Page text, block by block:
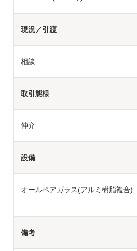
現況／引渡
相談
取引態様
仲介
設備
オールペアガラス(アルミ樹脂複合)
備考